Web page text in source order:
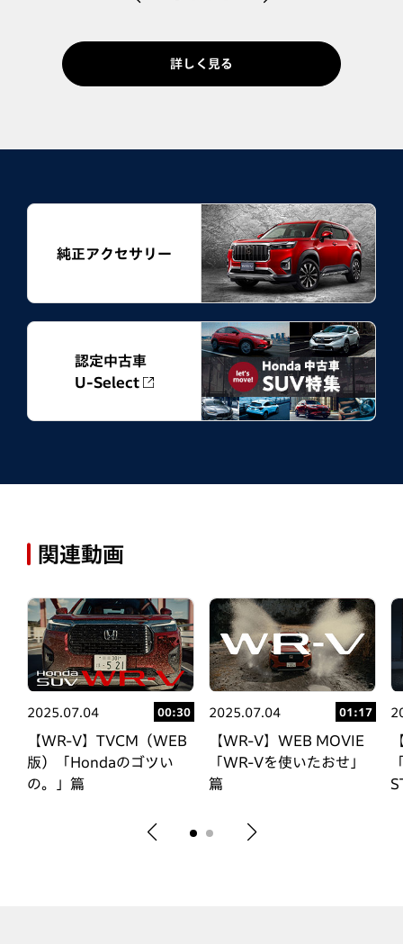
詳しく見る
純正アクセサリー
認定中古車
U-Select
関連動画
2025.07.04 00:30
【WR-V】TVCM（WEB
版）「Hondaのゴツい
の。」篇
2025.07.04 01:17
【WR-V】WEB MOVIE
「WR-Vを使いたおせ」
篇